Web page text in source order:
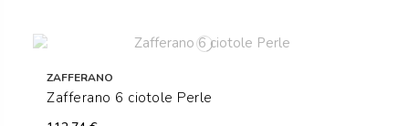
ZAFFERANO
Zafferano 6 ciotole Perle